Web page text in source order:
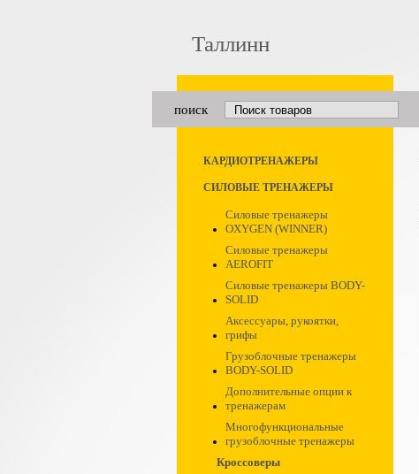
Таллинн
поиск
КАРДИОТРЕНАЖЕРЫ
СИЛОВЫЕ ТРЕНАЖЕРЫ
Силовые тренажеры
OXYGEN (WINNER)
Силовые тренажеры
AEROFIT
Силовые тренажеры BODY-
SOLID
Аксессуары, рукоятки,
грифы
Грузоблочные тренажеры
BODY-SOLID
Дополнительные опции к
тренажерам
Многофункциональные
грузоблочные тренажеры
Кроссоверы